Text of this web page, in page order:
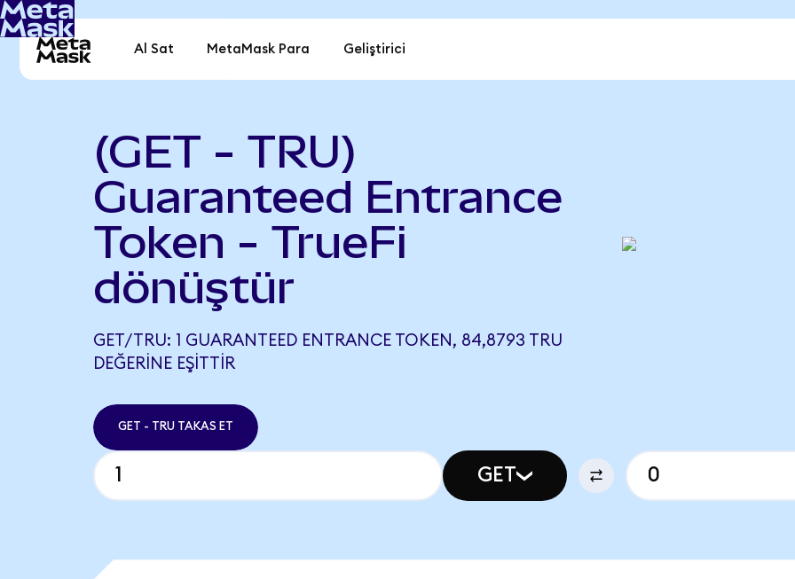
Al Sat MetaMask Para Geliştirici
(GET - TRU)
Guaranteed Entrance
Token - TrueFi
dönüştür
GET/TRU: 1 GUARANTEED ENTRANCE TOKEN, 84,8793 TRU
DEĞERINE EŞITTIR
GET - TRU TAKAS ET
GET